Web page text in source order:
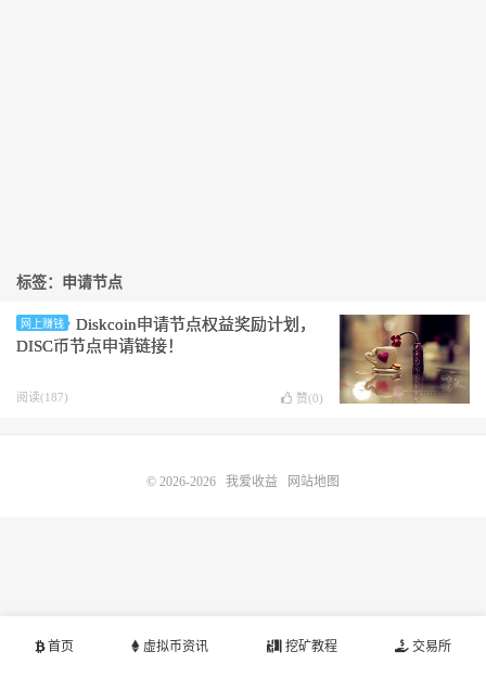
标签：申请节点
网上赚钱
Diskcoin申请节点权益奖励计划，
DISC币节点申请链接！
阅读(187) 赞(0)
首页 虚拟币资讯 挖矿教程 交易所
© 2026-2026 我爱收益 网站地图